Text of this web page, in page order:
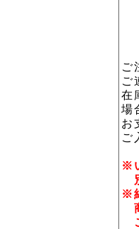
ご
ご
在
場
お
ご
※
※